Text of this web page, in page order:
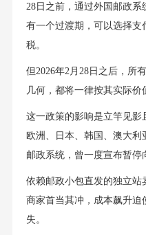
28日之前，通过外国邮政
有一个过渡期，可以选择支
税。
但2026年2月28日之后，所
几何，都将一律按其实际价
这一政策的影响是立竿见
欧洲、日本、韩国、澳大
邮政系统，曾一度宣布暂停
依赖邮政小包直发的独立站
商家首当其冲，成本飙升迫
失。